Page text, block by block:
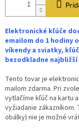
Elektronické kľúče
emailom do 1 hodiny
víkendy a sviatky,
bezodkladne najbližší
Tento tovar je
mailom zdarma. Pri
vytlačíme kľúč na kartu
vyžiadanie zákazníkom.
obálky) nie je možné